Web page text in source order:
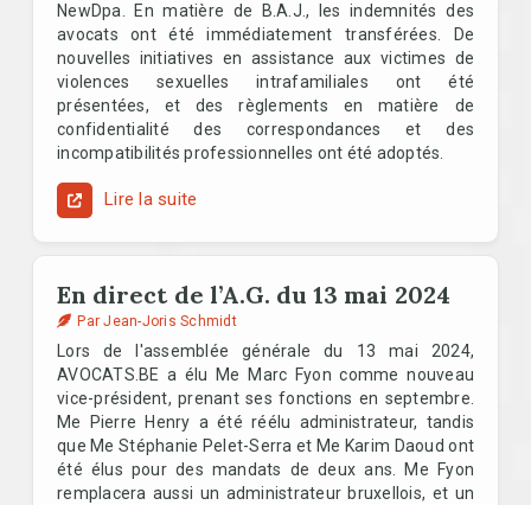
NewDpa. En matière de B.A.J., les indemnités des
avocats ont été immédiatement transférées. De
nouvelles initiatives en assistance aux victimes de
violences sexuelles intrafamiliales ont été
présentées, et des règlements en matière de
confidentialité des correspondances et des
incompatibilités professionnelles ont été adoptés.
Lire la suite
En direct de l’A.G. du 13 mai 2024
Par Jean-Joris Schmidt
Lors de l'assemblée générale du 13 mai 2024,
AVOCATS.BE a élu Me Marc Fyon comme nouveau
vice-président, prenant ses fonctions en septembre.
Me Pierre Henry a été réélu administrateur, tandis
que Me Stéphanie Pelet-Serra et Me Karim Daoud ont
été élus pour des mandats de deux ans. Me Fyon
remplacera aussi un administrateur bruxellois, et un